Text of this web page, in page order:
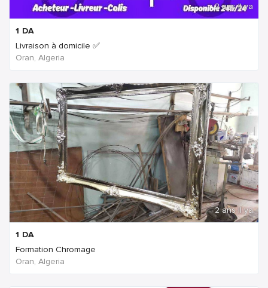
2 ans Il ya
1 DA
Livraison à domicile ✅
Oran, Algeria
2 ans Il ya
1 DA
Formation Chromage
Oran, Algeria